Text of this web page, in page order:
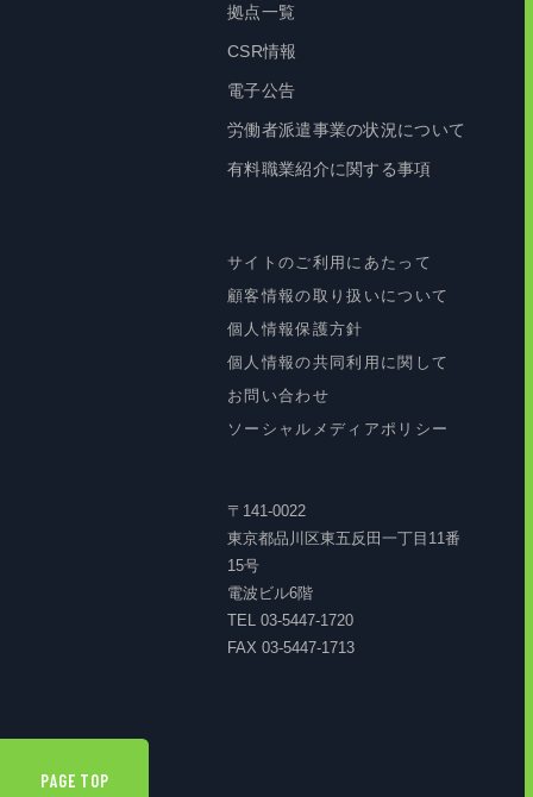
拠点一覧
CSR情報
電子公告
労働者派遣事業の状況について
有料職業紹介に関する事項
サイトのご利用にあたって
顧客情報の取り扱いについて
個人情報保護方針
個人情報の共同利用に関して
お問い合わせ
ソーシャルメディアポリシー
〒141-0022
東京都品川区東五反田一丁目11番
15号
電波ビル6階
TEL 03-5447-1720
FAX 03-5447-1713
PAGE TOP